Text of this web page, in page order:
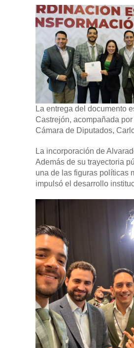
La entrega del documento
Castrejón, acompañada
Cámara de Diputados,
La incorporación de
Además de su trayectoria
una de las figuras políticas
impulsó el desarrollo